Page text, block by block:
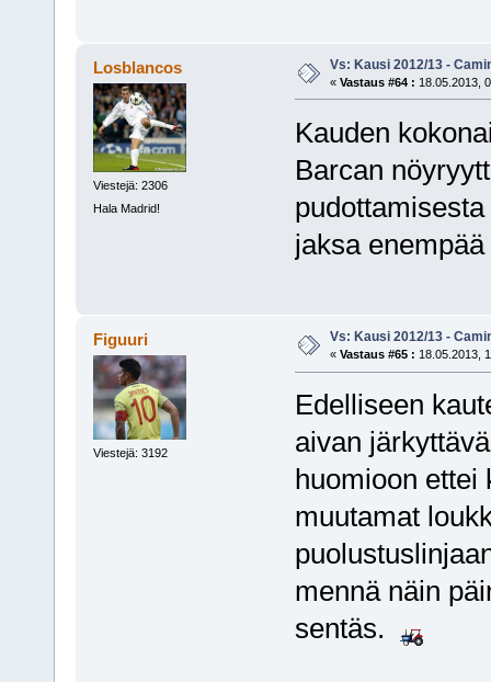
Losblancos
Viestejä: 2306
Hala Madrid!
Vs: Kausi 2012/13 -
« Vastaus #64 : 18.05.2013,
Kauden
Barcan
jaksa
Figuuri
Viestejä: 3192
Vs: Kausi 2012/13 -
« Vastaus #65 : 18.05.2013,
Edelliseen
aivan
huomioon ettei
muutamat
mennä näin
sentäs.